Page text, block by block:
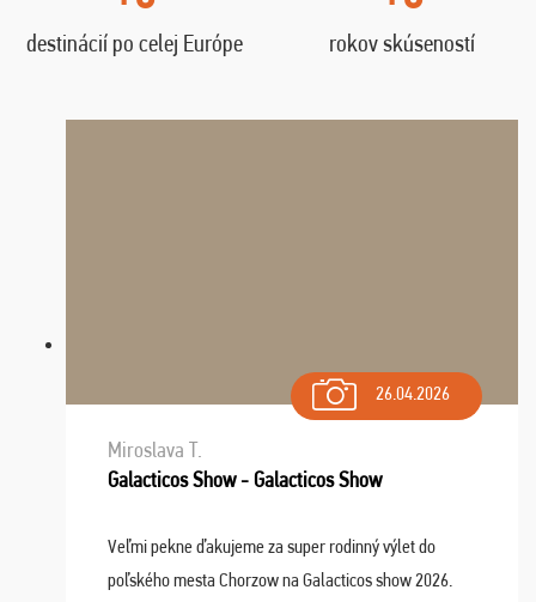
destinácií po celej Európe rokov skúseností
26.04.2026
Miroslava T.
Galacticos Show - Galacticos Show
Veľmi pekne ďakujeme za super rodinný výlet do
poľského mesta Chorzow na Galacticos show 2026.